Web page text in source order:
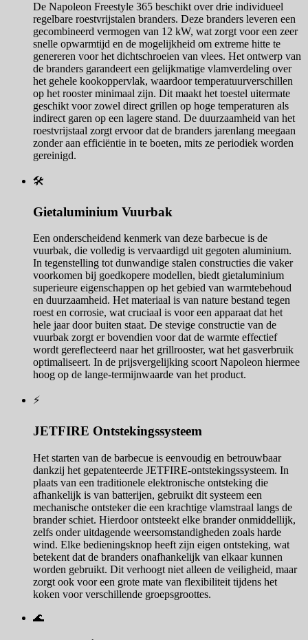
De Napoleon Freestyle 365 beschikt over drie individueel
regelbare roestvrijstalen branders. Deze branders leveren een
gecombineerd vermogen van 12 kW, wat zorgt voor een zeer
snelle opwarmtijd en de mogelijkheid om extreme hitte te
genereren voor het dichtschroeien van vlees. Het ontwerp van
de branders garandeert een gelijkmatige vlamverdeling over
het gehele kookoppervlak, waardoor temperatuurverschillen
op het rooster minimaal zijn. Dit maakt het toestel uitermate
geschikt voor zowel direct grillen op hoge temperaturen als
indirect garen op een lagere stand. De duurzaamheid van het
roestvrijstaal zorgt ervoor dat de branders jarenlang meegaan
zonder aan efficiëntie in te boeten, mits ze periodiek worden
gereinigd.
🛠️
Gietaluminium Vuurbak
Een onderscheidend kenmerk van deze barbecue is de
vuurbak, die volledig is vervaardigd uit gegoten aluminium.
In tegenstelling tot dunwandige stalen constructies die vaker
voorkomen bij goedkopere modellen, biedt gietaluminium
superieure eigenschappen op het gebied van warmtebehoud
en duurzaamheid. Het materiaal is van nature bestand tegen
roest en corrosie, wat cruciaal is voor een apparaat dat het
hele jaar door buiten staat. De stevige constructie van de
vuurbak zorgt er bovendien voor dat de warmte effectief
wordt gereflecteerd naar het grillrooster, wat het gasverbruik
optimaliseert. In de prijsvergelijking scoort Napoleon hiermee
hoog op de lange-termijnwaarde van het product.
⚡
JETFIRE Ontstekingssysteem
Het starten van de barbecue is eenvoudig en betrouwbaar
dankzij het gepatenteerde JETFIRE-ontstekingssysteem. In
plaats van een traditionele elektronische ontsteking die
afhankelijk is van batterijen, gebruikt dit systeem een
mechanische ontsteker die een krachtige vlamstraal langs de
brander schiet. Hierdoor ontsteekt elke brander onmiddellijk,
zelfs onder uitdagende weersomstandigheden zoals harde
wind. Elke bedieningsknop heeft zijn eigen ontsteking, wat
betekent dat de branders onafhankelijk van elkaar kunnen
worden gebruikt. Dit verhoogt niet alleen de veiligheid, maar
zorgt ook voor een grote mate van flexibiliteit tijdens het
koken voor verschillende groepsgroottes.
🌊